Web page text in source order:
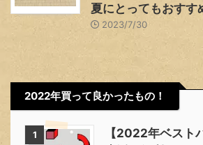
夏にとってもおすす
2023/7/30
2022年買って良かったもの！
1
【2022年ベスト